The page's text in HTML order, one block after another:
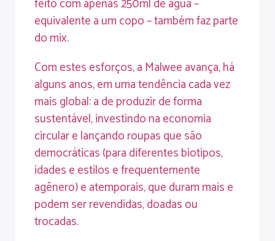
feito com apenas 250ml de água –
equivalente a um copo – também faz parte
do mix.
Com estes esforços, a Malwee avança, há
alguns anos, em uma tendência cada vez
mais global: a de produzir de forma
sustentável, investindo na economia
circular e lançando roupas que são
democráticas (para diferentes biotipos,
idades e estilos e frequentemente
agênero) e atemporais, que duram mais e
podem ser revendidas, doadas ou
trocadas.